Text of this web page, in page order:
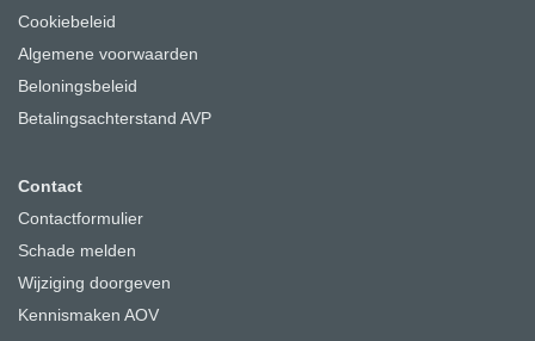
Cookiebeleid
Algemene voorwaarden
Beloningsbeleid
Betalingsachterstand AVP
Contact
Contactformulier
Schade melden
Wijziging doorgeven
Kennismaken AOV